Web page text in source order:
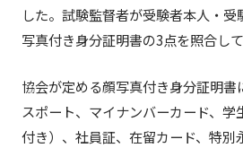
した。試験監督者が受験者本人・
写真付き身分証明書の3点を照合し
協会が定める顔写真付き身分証明
スポート、マイナンバーカード、学
付き）、社員証、在留カード、特別